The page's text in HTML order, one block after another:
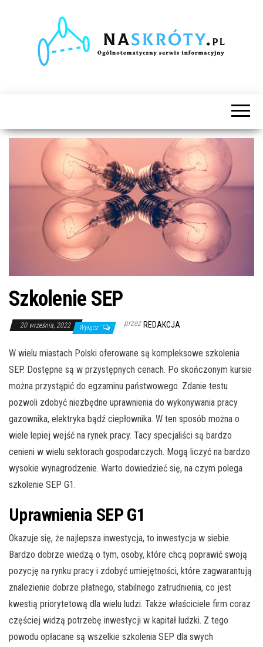
Szkolenie SEP
20 września, 2022 Wyłącz przez REDAKCJA
W wielu miastach Polski oferowane są kompleksowe szkolenia
SEP. Dostępne są w przystępnych cenach. Po skończonym kursie
można przystąpić do egzaminu państwowego. Zdanie testu
pozwoli zdobyć niezbędne uprawnienia do wykonywania pracy
gazownika, elektryka bądź ciepłownika. W ten sposób można o
wiele lepiej wejść na rynek pracy. Tacy specjaliści są bardzo
cenieni w wielu sektorach gospodarczych. Mogą liczyć na bardzo
wysokie wynagrodzenie. Warto dowiedzieć się, na czym polega
szkolenie SEP G1.
Uprawnienia SEP G1
Okazuje się, że najlepsza inwestycja, to inwestycja w siebie.
Bardzo dobrze wiedzą o tym, osoby, które chcą poprawić swoją
pozycję na rynku pracy i zdobyć umiejętności, które zagwarantują
znalezienie dobrze płatnego, stabilnego zatrudnienia, co jest
kwestią priorytetową dla wielu ludzi. Także właściciele firm coraz
częściej widzą potrzebę inwestycji w kapitał ludzki. Z tego
powodu opłacane są wszelkie szkolenia SEP dla swych